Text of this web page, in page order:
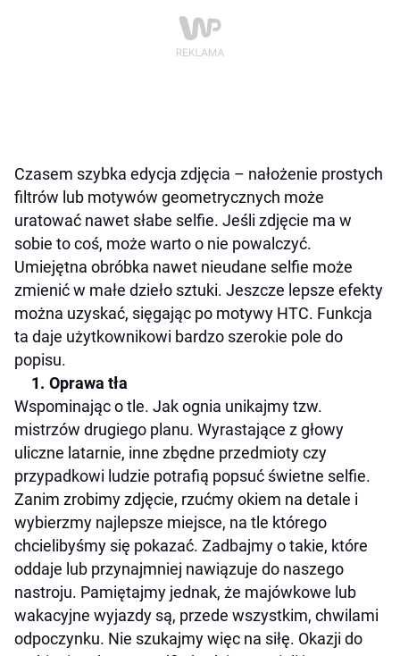
Czasem szybka edycja zdjęcia – nałożenie prostych
filtrów lub motywów geometrycznych może
uratować nawet słabe selfie. Jeśli zdjęcie ma w
sobie to coś, może warto o nie powalczyć.
Umiejętna obróbka nawet nieudane selfie może
zmienić w małe dzieło sztuki. Jeszcze lepsze efekty
można uzyskać, sięgając po motywy HTC. Funkcja
ta daje użytkownikowi bardzo szerokie pole do
popisu.
Oprawa tła
Wspominając o tle. Jak ognia unikajmy tzw.
mistrzów drugiego planu. Wyrastające z głowy
uliczne latarnie, inne zbędne przedmioty czy
przypadkowi ludzie potrafią popsuć świetne selfie.
Zanim zrobimy zdjęcie, rzućmy okiem na detale i
wybierzmy najlepsze miejsce, na tle którego
chcielibyśmy się pokazać. Zadbajmy o takie, które
oddaje lub przynajmniej nawiązuje do naszego
nastroju. Pamiętajmy jednak, że majówkowe lub
wakacyjne wyjazdy są, przede wszystkim, chwilami
odpoczynku. Nie szukajmy więc na siłę. Okazji do